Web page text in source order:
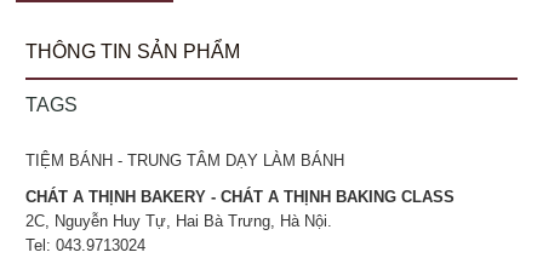
THÔNG TIN SẢN PHẨM
TAGS
TIỆM BÁNH - TRUNG TÂM DẠY LÀM BÁNH
CHÁT A THỊNH BAKERY - CHÁT A THỊNH BAKING CLASS
2C, Nguyễn Huy Tự, Hai Bà Trưng, Hà Nội.
Tel: 043.9713024